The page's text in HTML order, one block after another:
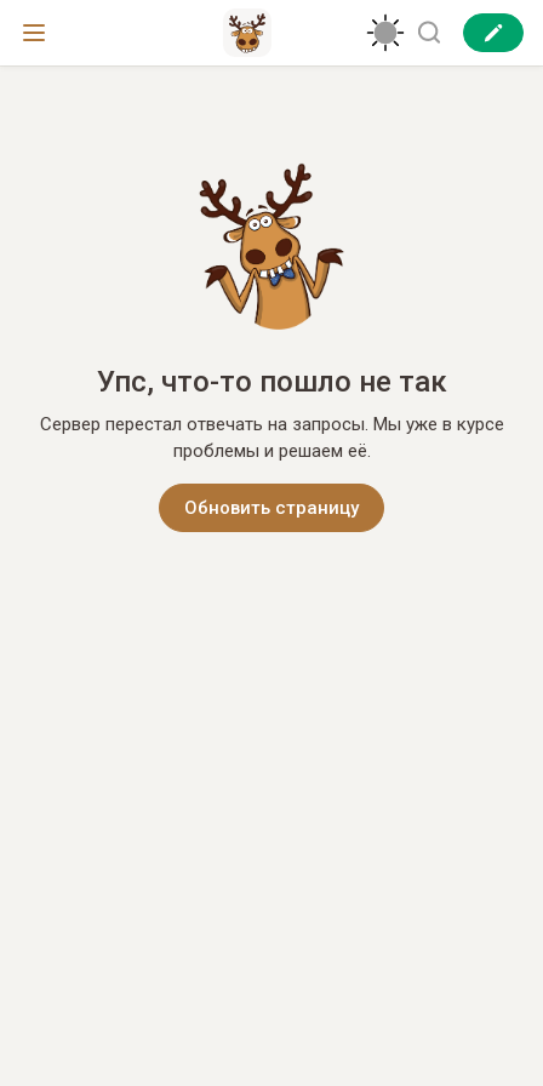
Упс, что-то пошло не так
Сервер перестал отвечать на запросы. Мы уже в курсе
проблемы и решаем её.
Обновить страницу